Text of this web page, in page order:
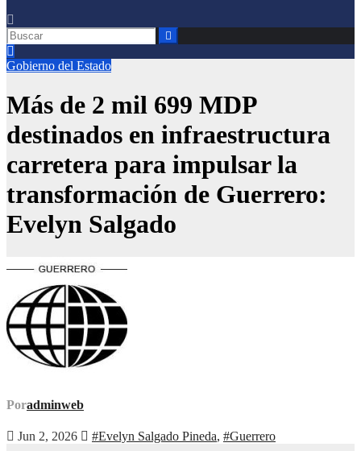
Gobierno del Estado
Más de 2 mil 699 MDP
destinados en infraestructura
carretera para impulsar la
transformación de Guerrero:
Evelyn Salgado
Poradminweb
Jun 2, 2026 #Evelyn Salgado Pineda, #Guerrero